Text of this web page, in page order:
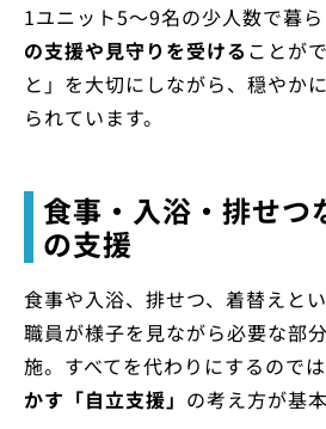
1ユニット5〜9名の少人数で暮ら
の支援や見守りを受ける ことが
と」を大切にしながら、穏やか
られています。
食事・入浴・排せつ
の支援
食事や入浴、排せつ、着替えと
職員が様子を見ながら必要な部
施。すべてを代わりにするのでは
かす「自立支援」 の考え方が基本